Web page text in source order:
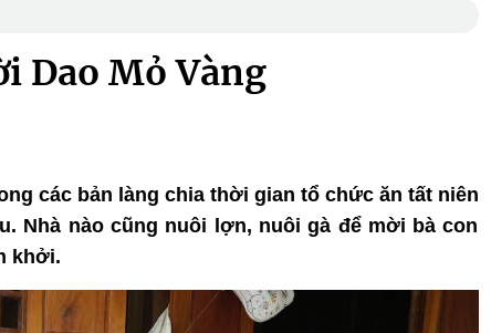
Dao Mỏ Vàng
các bản làng chia thời gian tổ chức ăn tất niên
Nhà nào cũng nuôi lợn, nuôi gà để mời bà con
khởi.